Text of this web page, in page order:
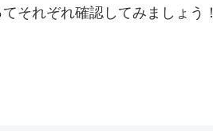
それぞれ確認してみましょう！